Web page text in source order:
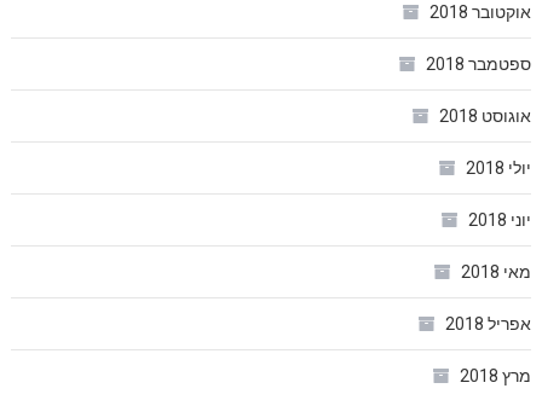
אוקטובר 2018
ספטמבר 2018
אוגוסט 2018
יולי 2018
יוני 2018
מאי 2018
אפריל 2018
מרץ 2018